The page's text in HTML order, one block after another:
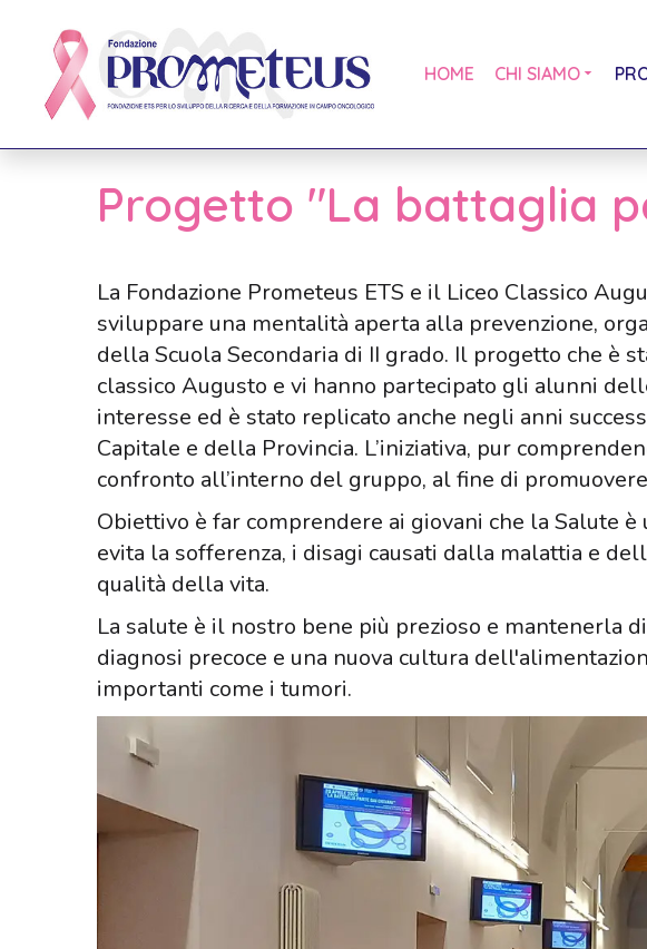
HOME CHI SIAMO
Progetto "La battaglia
La Fondazione Prometeus ETS e il Liceo Classico
sviluppare una mentalità aperta alla prevenzione,
della Scuola Secondaria di II grado. Il progetto che è
classico Augusto e vi hanno partecipato gli alunni
interesse ed è stato replicato anche negli anni
Capitale e della Provincia. L’iniziativa, pur
confronto all’interno del gruppo, al fine di
Obiettivo è far comprendere ai giovani che la Salute
evita la sofferenza, i disagi causati dalla malattia e
qualità della vita.
La salute è il nostro bene più prezioso e mantenerla
diagnosi precoce e una nuova cultura
importanti come i tumori.